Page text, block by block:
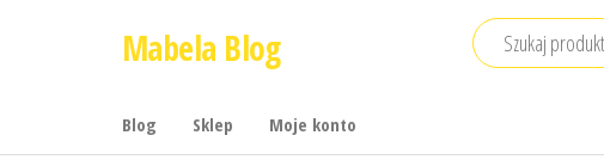
Mabela Blog
Blog Sklep Moje konto